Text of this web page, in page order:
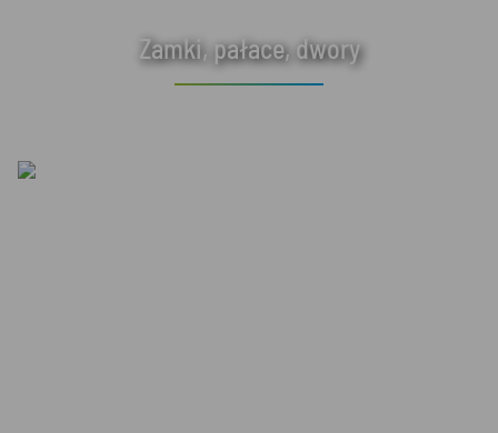
Zamki, pałace, dwory